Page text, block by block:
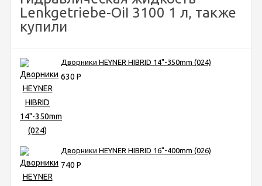
Lenkgetriebe-OiI 3100 1 л, также
купили
Дворники HEYNER HIBRID 14"-350mm (024)
630 Р
Дворники HEYNER HIBRID 16"-400mm (026)
740 Р